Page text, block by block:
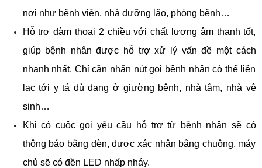
nơi như bệnh viện, nhà dưỡng lão, phòng bệnh…
Hỗ trợ đàm thoại 2 chiều với chất lượng âm thanh tốt,
giúp bệnh nhân được hỗ trợ xử lý vấn đề một cách
nhanh nhất. Chỉ cần nhấn nút gọi bệnh nhân có thể liên
lạc tới y tá dù đang ở giường bệnh, nhà tắm, nhà vệ
sinh…
Khi có cuộc gọi yêu cầu hỗ trợ từ bệnh nhân sẽ có
thông báo bằng đèn, được xác nhận bằng chuông, máy
chủ sẽ có đền LED nhấp nháy.